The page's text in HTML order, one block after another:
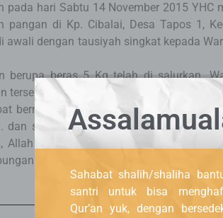
pada hari Sabtu 14 November 2015 YHC
pangan di Kp. Cibalai, Desa Tapos 1,
awali dengan tausiyah singkat kepada
berupa beras 5 Kg telah di salurkan.
tersebut.
bermanfaat dan mengurangi beban
dan semoga bagi para donatur yang
ganti dengan yang lebih banyak
pahala untuk bekal di akhirat
Sahabat shalih/shaliha
santri untuk bisa
Qur’an yuk, dengan